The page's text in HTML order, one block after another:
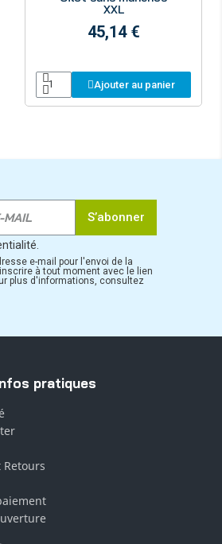
XXL
45,14 €
Ajouter au panier
S’abonner
e-mail pour l'envoi de la
à tout moment avec le lien
plus d'informations, consultez
pratiques
Retours